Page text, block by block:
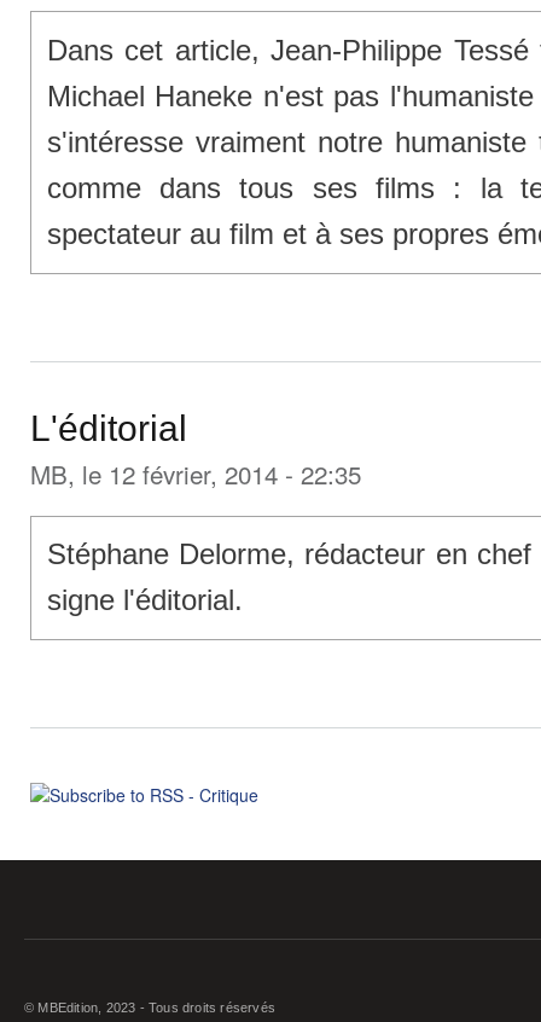
Dans cet article, Jean-Philippe
Michael Haneke n'est pas
s'intéresse vraiment notre
comme dans tous ses films : la
spectateur au film et à ses propres
L'éditorial
MB, le 12 février, 2014 - 22:35
Stéphane Delorme, rédacteur en
signe l'éditorial.
© MBEdition, 2023 - Tous droits réservés